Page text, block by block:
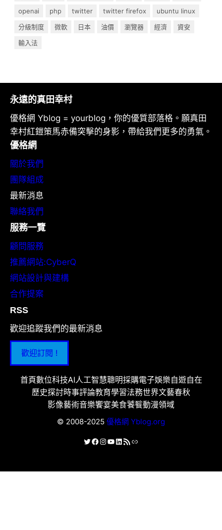
openai
php twitter twitter firefox
ubuntu linux
分級制度
微軟 日本 油價 瀏覽器 經濟
資安
輸入法
永遠的真田幸村
優格網 Yblog = yourblog，你的優質部落格。願真田
幸村紅鎧策馬赤備突擊的身影，帶給我們更多的勇氣。
優格網
關於我們
團隊組成
最新消息
聯絡我們
服務一覽
顧問服務
推薦網站:CyberQ
網站設計與建構
合作提案
RSS
歡迎追蹤我們的最新消息
歡迎訂閱 !
首頁數位科技AI人工智慧聰明採購電子娛樂自遊自在
歷史探討時事評論教育學習法務世界文藝春秋
影像藝術音樂饗宴美食饕餮動漫領域
© 2008-2025 優格網 Yblog.org
X Facebook
Instagram
YouTube
LinkedIn
RSS 資訊提供連結